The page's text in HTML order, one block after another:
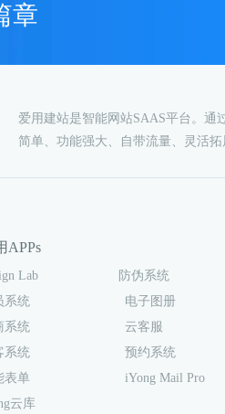
章
APPs
Lab
防伪系统
系统
电子图册
系统
云客服
系统
预约系统
表单
iYong Mail Pro
云库
爱用建站是智能网站SAAS平台。
简单、功能强大、自带流量、灵活